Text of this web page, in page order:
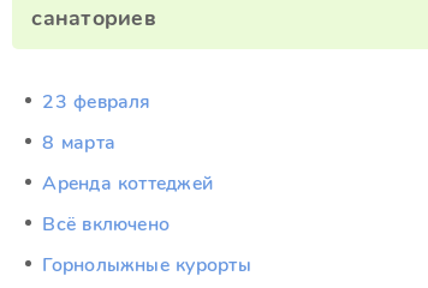
санаториев
23 февраля
8 марта
Аренда коттеджей
Всё включено
Горнолыжные курорты